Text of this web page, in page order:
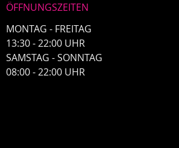
ÖFFNUNGSZEITEN
MONTAG - FREITAG
13:30 - 22:00 UHR
​SAMSTAG - SONNTAG
​08:00 - 22:00 UHR